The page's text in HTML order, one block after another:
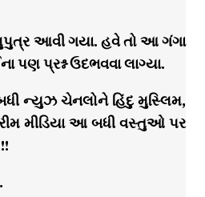
સુપુત્ર આવી ગયા. હવે તો આ ગંગા
પણ પ્રશ્ન ઉદભવવા લાગ્યા.
ન્યુઝ ચેનલોને હિંદુ મુસ્લિમ,
મીડિયા આ બધી વસ્તુઓ પર